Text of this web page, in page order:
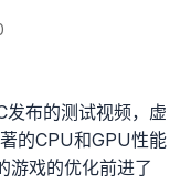
布的测试视频，虚
的CPU和GPU性能
游戏的优化前进了